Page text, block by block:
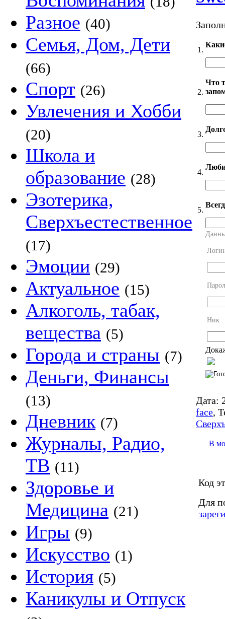
Разное (40)
Семья, Дом, Дети
(66)
Спорт (26)
Увлечения и Хобби
(20)
Школа и
образование (28)
Эзотерика,
Сверхъестественное
(17)
Эмоции (29)
Актуальное (15)
Алкоголь, табак,
вещества (5)
Города и страны (7)
Деньги, Финансы
(13)
Дневник (7)
Журналы, Радио,
ТВ (11)
Здоровье и
Медицина (21)
Игры (9)
Искусство (1)
История (5)
Каникулы и Отпуск
1.
2.
Что
3.
4.
5.
Ник
Дата:
face,
В
Код
Для